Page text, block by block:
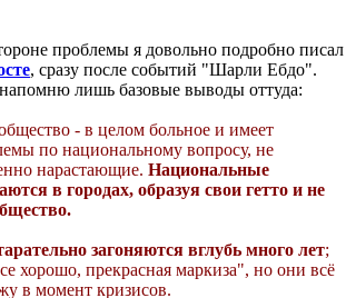
проблемы я довольно подробно писал
, сразу после событий "Шарли Ебдо".
лишь базовые выводы оттуда:
- в целом больное и имеет
по национальному вопросу, не
нарастающие. Национальные
в городах, образуя свои гетто и не
загоняются вглубь много лет;
хорошо, прекрасная маркиза", но они всё
в момент кризисов.